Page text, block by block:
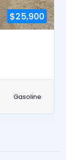
$25,900
Gasoline